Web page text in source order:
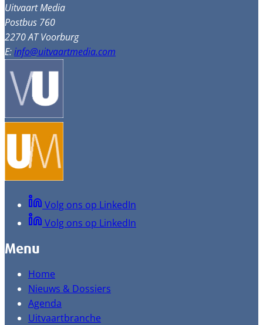
Uitvaart Media
Postbus 760
2270 AT Voorburg
E:info@uitvaartmedia.com
Volg ons op LinkedIn
Volg ons op LinkedIn
Menu
Home
Nieuws & Dossiers
Agenda
Uitvaartbranche